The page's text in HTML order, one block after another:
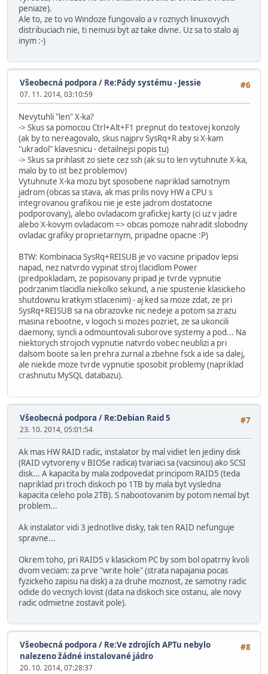
peniaze).
Ale to, ze to vo Windoze fungovalo a v roznych linuxovych
distribuciach nie, ti nemusi byt az take divne. Uz sa to stalo aj
inym :-)
#6
Všeobecná podpora / Re:Pády systému - Jessie
07. 11. 2014, 03:10:59
Nevytuhli "len" X-ka?
-> Skus sa pomocou Ctrl+Alt+F1 prepnut do textovej konzoly
(ak by to nereagovalo, skus najprv SysRq+R aby si X-kam
"ukradol" klavesnicu - detailnejsi popistu)
-> Skus sa prihlasit zo siete cez ssh (ak su to len vytuhnute X-ka,
malo by to ist bez problemov)
Vytuhnute X-ka mozu byt sposobene napriklad samotnym
jadrom (obcas sa stava, ak mas prilis novy HW a CPU s
integrovanou grafikou nie je este jadrom dostatocne
podporovany), alebo ovladacom grafickej karty (ci uz v jadre
alebo X-kovym ovladacom => obcas pomoze nahradit slobodny
ovladac grafiky proprietarnym, pripadne opacne :P)
BTW: Kombinacia SysRq+REISUB je vo vacsine pripadov lepsi
napad, nez natvrdo vypinat stroj tlacidlom Power
(predpokladam, ze popisovany pripad je tvrde vypnutie
podrzanim tlacidla niekolko sekund, a nie spustenie klasickeho
shutdownu kratkym stlacenim) - aj ked sa moze zdat, ze pri
SysRq+REISUB sa na obrazovke nic nedeje a potom sa zrazu
masina rebootne, v logoch si mozes pozriet, ze sa ukoncili
daemony, syncli a odmountovali suborove systemy a pod... Na
niektorych strojoch vypnutie natvrdo vobec neublizi a pri
dalsom boote sa len prehra zurnal a zbehne fsck a ide sa dalej,
ale niekde moze tvrde vypnutie sposobit problemy (napriklad
crashnutu MySQL databazu).
#7
Všeobecná podpora / Re:Debian Raid 5
23. 10. 2014, 05:01:54
Ak mas HW RAID radic, instalator by mal vidiet len jediny disk
(RAID vytvoreny v BIOSe radica) tvariaci sa (vacsinou) ako SCSI
disk... A kapacita by mala zodpovedat principom RAID5 (teda
napriklad pri troch diskoch po 1TB by mala byt vysledna
kapacita celeho pola 2TB). S nabootovanim by potom nemal byt
problem...
Ak instalator vidi 3 jednotlive disky, tak ten RAID nefunguje
spravne...
Okrem toho, pri RAID5 v klasickom PC by som bol opatrny kvoli
dvom veciam: za prve "write hole" (strata napajania pocas
fyzickeho zapisu na disk) a za druhe moznost, ze samotny radic
odide do vecnych lovist (data na diskoch sice ostanu, ale novy
radic odmietne zostavit pole).
#8
Všeobecná podpora / Re:Ve zdrojích APTu nebylo
nalezeno žádné instalované jádro
20. 10. 2014, 07:28:37